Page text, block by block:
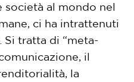
società al mondo nel
ci ha intrattenuti
Si tratta di “meta-
il
la